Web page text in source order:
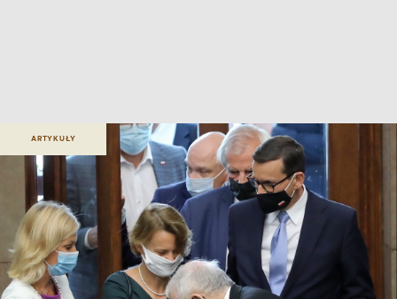
ARTYKUŁY